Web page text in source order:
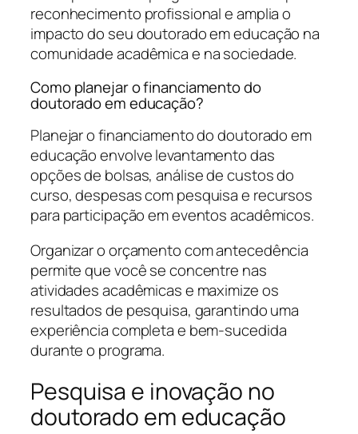
reconhecimento profissional e amplia o
impacto do seu doutorado em educação na
comunidade acadêmica e na sociedade.
Como planejar o financiamento do
doutorado em educação?
Planejar o financiamento do doutorado em
educação envolve levantamento das
opções de bolsas, análise de custos do
curso, despesas com pesquisa e recursos
para participação em eventos acadêmicos.
Organizar o orçamento com antecedência
permite que você se concentre nas
atividades acadêmicas e maximize os
resultados de pesquisa, garantindo uma
experiência completa e bem-sucedida
durante o programa.
Pesquisa e inovação no
doutorado em educação